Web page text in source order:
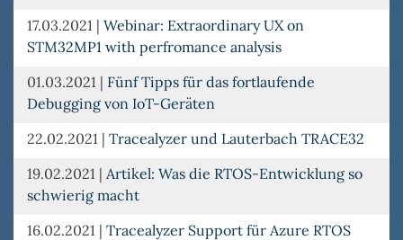
17.03.2021 | Webinar: Extraordinary UX on
STM32MP1 with perfromance analysis
01.03.2021 | Fünf Tipps für das fortlaufende
Debugging von IoT-Geräten
22.02.2021 | Tracealyzer und Lauterbach TRACE32
19.02.2021 | Artikel: Was die RTOS-Entwicklung so
schwierig macht
16.02.2021 | Tracealyzer Support für Azure RTOS